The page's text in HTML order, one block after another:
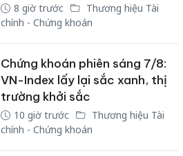
8 giờ trước
Thương hiệu Tài
chính - Chứng khoán
Chứng khoán phiên sáng 7/8:
VN-Index lấy lại sắc xanh, thị
trường khởi sắc
10 giờ trước
Thương hiệu Tài
chính - Chứng khoán